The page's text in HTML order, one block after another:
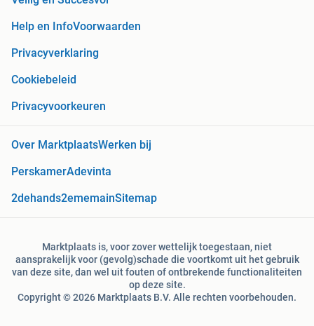
Help en InfoVoorwaarden
Privacyverklaring
Cookiebeleid
Privacyvoorkeuren
Over MarktplaatsWerken bij
PerskamerAdevinta
2dehands2ememainSitemap
Marktplaats is, voor zover wettelijk toegestaan, niet
aansprakelijk voor (gevolg)schade die voortkomt uit het gebruik
van deze site, dan wel uit fouten of ontbrekende functionaliteiten
op deze site.
Copyright © 2026 Marktplaats B.V. Alle rechten voorbehouden.